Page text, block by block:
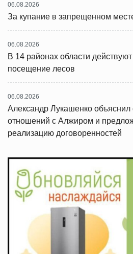
06.08.2026
За купание в запрещенном
06.08.2026
В 14 районах области
посещение лесов
06.08.2026
Александр Лукашенко
отношений с Алжиром и
реализацию договоренностей